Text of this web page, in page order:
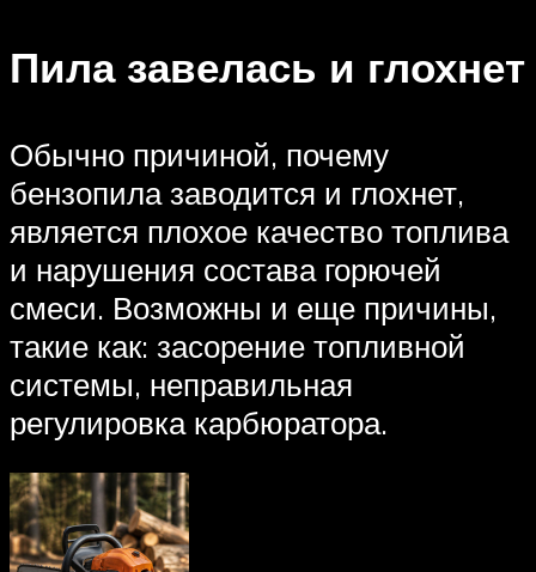
Пила завелась и глохнет
Обычно причиной, почему
бензопила заводится и глохнет,
является плохое качество топлива
и нарушения состава горючей
смеси. Возможны и еще причины,
такие как: засорение топливной
системы, неправильная
регулировка карбюратора.